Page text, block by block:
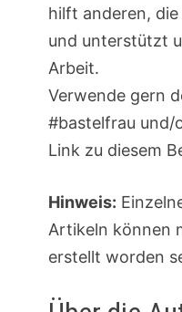
hilft anderen,
und unterstützt
Arbeit.
Verwende gern
#bastelfrau und/
Link zu diesem
Hinweis:
Artikeln können
erstellt worden